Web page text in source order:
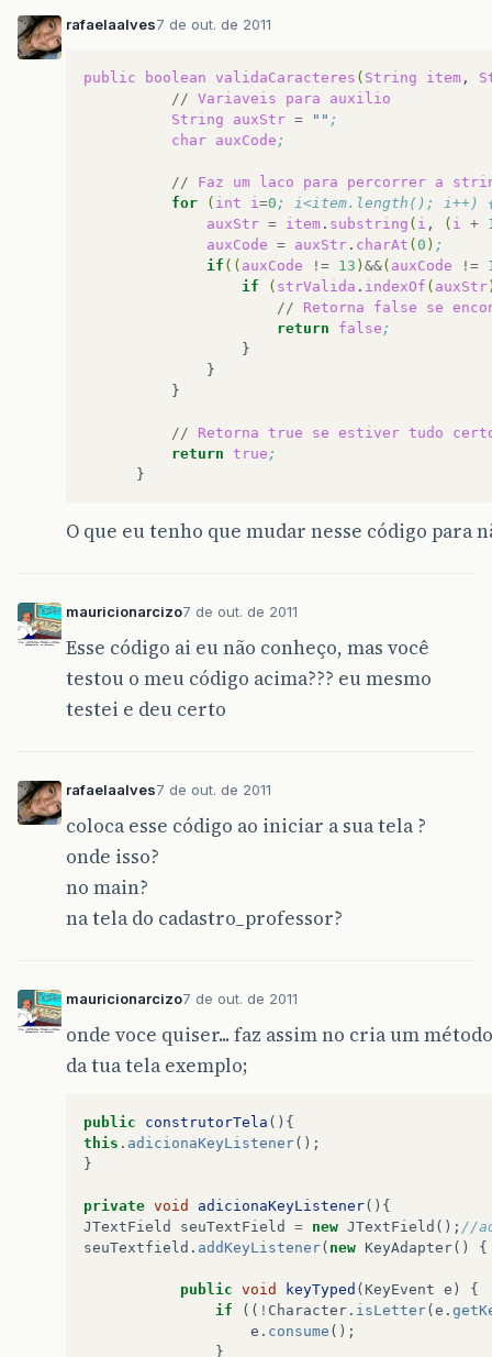
rafaelaalves7 de out. de 2011
public boolean validaCaracteres ( String item ,
// Variaveis para
auxilio
String
auxStr = "" ;
char auxCode ;
// Faz um laco para percorrer a
for
( int i =0 ; i<item.length();
auxStr = item . substring ( i , ( i +
auxCode = auxStr . charAt ( 0 ) ;
if (( auxCode != 13 ) &&( auxCode !=
if
( strValida . indexOf ( auxStr
//
Retorna false se
return
false ;
}
}
}
// Retorna true se estiver tudo
return true ;
O que eu tenho que mudar nesse código para
mauricionarcizo7 de out. de 2011
Esse código ai eu não conheço, mas você
testou o meu código acima??? eu mesmo
testei e deu certo
rafaelaalves7 de out. de 2011
coloca esse código ao iniciar a sua tela ?
onde isso?
no main?
na tela do cadastro_professor?
mauricionarcizo7 de out. de 2011
onde voce quiser... faz assim no cria um
da tua tela exemplo;
public construtorTela (){
this . adicionaKeyListener();
}
private void adicionaKeyListener(){
JTextField
seuTextField = new JTextField (); //
seuTextfield . addKeyListener( new KeyAdapter() {
public void keyTyped ( KeyEvent e )
{
if
(( ! Character . isLetter( e .
e . consume ();
}